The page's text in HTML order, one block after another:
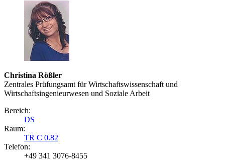
Christina Rößler
Zentrales Prüfungsamt für Wirtschaftswissenschaft und
Wirtschaftsingenieurwesen und Soziale Arbeit
Bereich:
DS
Raum:
TR C 0.82
Telefon:
+49 341 3076-8455